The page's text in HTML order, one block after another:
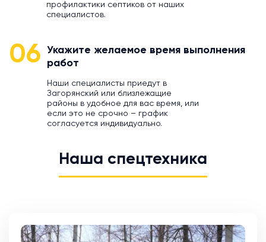
профилактики септиков от наших
специалистов.
06
Укажите желаемое время выполнения
работ
Наши специалисты приедут в
Загорянский или близлежащие
районы в удобное для вас время, или
если это не срочно – график
согласуется индивидуально.
Наша спецтехника